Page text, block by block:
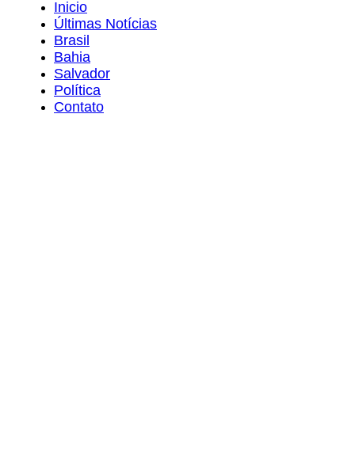
Inicio
Últimas Notícias
Brasil
Bahia
Salvador
Política
Contato